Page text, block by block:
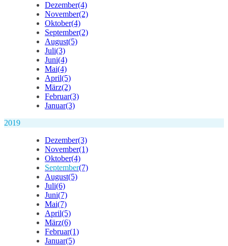
Dezember(4)
November(2)
Oktober(4)
September(2)
August(5)
Juli(3)
Juni(4)
Mai(4)
April(5)
März(2)
Februar(3)
Januar(3)
2019
Dezember(3)
November(1)
Oktober(4)
September(7)
August(5)
Juli(6)
Juni(7)
Mai(7)
April(5)
März(6)
Februar(1)
Januar(5)